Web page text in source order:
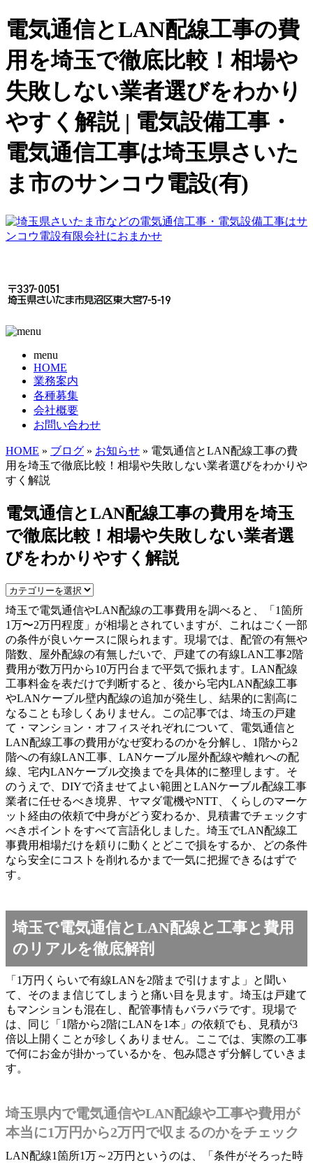
電気通信とLAN配線工事の費
用を埼玉で徹底比較！相場や
失敗しない業者選びをわかり
やすく解説 | 電気設備工事・
電気通信工事は埼玉県さいた
ま市のサンコウ電設(有)
menu
HOME
業務案内
各種募集
会社概要
お問い合わせ
HOME » ブログ » お知らせ » 電気通信とLAN配線工事の費
用を埼玉で徹底比較！相場や失敗しない業者選びをわかりや
すく解説
電気通信とLAN配線工事の費用を埼玉
で徹底比較！相場や失敗しない業者選
びをわかりやすく解説
埼玉で電気通信やLAN配線の工事費用を調べると、「1箇所
1万〜2万円程度」が相場とされていますが、これはごく一部
の条件が良いケースに限られます。現場では、配管の有無や
階数、屋外配線の有無しだいで、戸建ての有線LAN工事2階
費用が数万円から10万円台まで平気で振れます。LAN配線
工事料金を表だけで判断すると、後から宅内LAN配線工事
やLANケーブル壁内配線の追加が発生し、結果的に割高に
なることも珍しくありません。この記事では、埼玉の戸建
て・マンション・オフィスそれぞれについて、電気通信と
LAN配線工事の費用がなぜ変わるのかを分解し、1階から2
階への有線LAN工事、LANケーブル屋外配線や離れへの配
線、宅内LANケーブル交換までを具体的に整理します。そ
のうえで、DIYで済ませてよい範囲とLANケーブル配線工事
業者に任せるべき境界、ヤマダ電機やNTT、くらしのマーケ
ット経由の依頼で中身がどう変わるか、見積書でチェックす
べきポイントをすべて言語化しました。埼玉でLAN配線工
事費用相場だけを頼りに動くとどこで損をするか、どの条件
なら安全にコストを削れるかまで一気に把握できるはずで
す。
埼玉で電気通信とLAN配線と工事と費用
のリアルを徹底解剖
「1万円くらいで有線LANを2階まで引けますよ」と聞い
て、そのまま信じてしまうと痛い目を見ます。埼玉は戸建て
もマンションも混在し、配管事情もバラバラです。現場で
は、同じ「1階から2階にLANを1本」の依頼でも、見積が3
倍以上開くことが珍しくありません。ここでは、実際の工事
で何にお金が掛かっているかを、包み隠さず分解していきま
す。
埼玉県内で電気通信やLAN配線や工事や費用が
本当に1万円から2万円で収まるのかをチェック
LAN配線1箇所1万～2万円というのは、「条件がそろった時